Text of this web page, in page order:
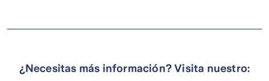
¿Necesitas más información? Visita nuestro: